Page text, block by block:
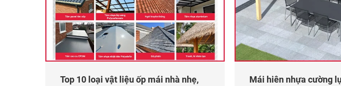
Top 10 loại vật liệu ốp mái nhà nhẹ,
Mái hiên nhựa cường